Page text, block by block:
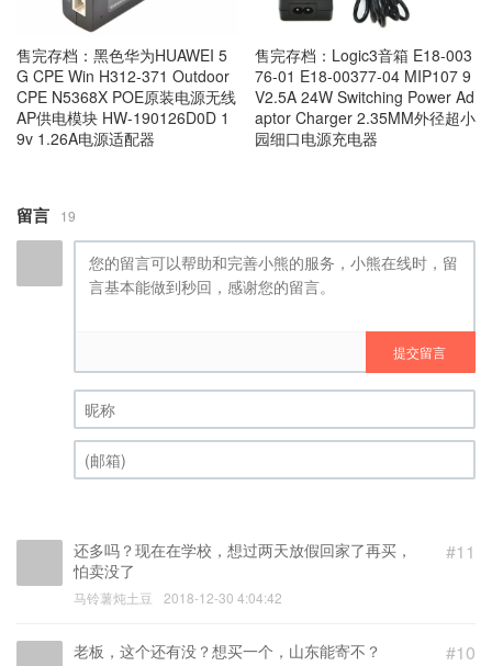
售完存档：黑色华为HUAWEI 5
G CPE Win H312-371 Outdoor
CPE N5368X POE原装电源无线
AP供电模块 HW-190126D0D 1
9v 1.26A电源适配器
售完存档：Logic3音箱 E18-003
76-01 E18-00377-04 MIP107 9
V2.5A 24W Switching Power Ad
aptor Charger 2.35MM外径超小
园细口电源充电器
留言 19
提交留言
昵称 (必填)
#11
还多吗？现在在学校，想过两天放假回家了再买，
怕卖没了
马铃薯炖土豆 2018-12-30 4:04:42
#10
老板，这个还有没？想买一个，山东能寄不？